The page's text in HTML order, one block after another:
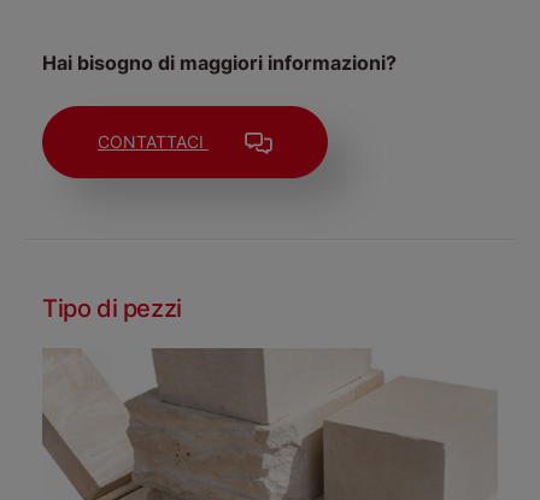
Hai bisogno di maggiori informazioni?
CONTATTACI
Tipo di pezzi